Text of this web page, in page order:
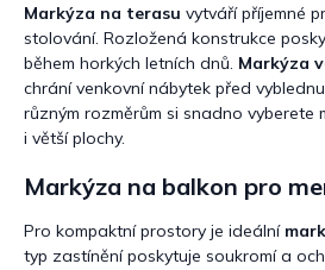
ý
p
i
s
u
Markýza na terasu vytváří příjemné
stolování. Rozložená konstrukce
během horkých letních dnů. Markýza
chrání venkovní nábytek před
různým rozměrům si snadno vyberete
i větší plochy.
Markýza na balkon pro
Pro kompaktní prostory je ideální
typ zastínění poskytuje soukromí a